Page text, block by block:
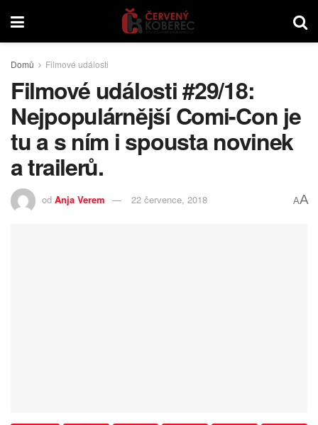
Domů Filmové události
Filmové události #29/18:
Nejpopulárnější Comi-Con je
tu a s ním i spousta novinek
a trailerů.
od Anja Verem 22 července, 2018 AA